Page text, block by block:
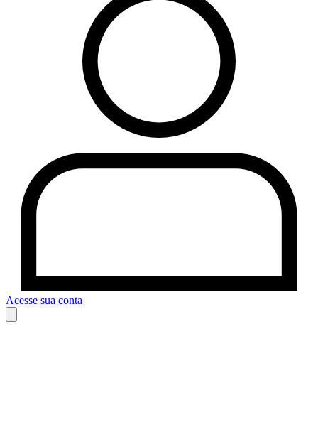
Acesse sua conta